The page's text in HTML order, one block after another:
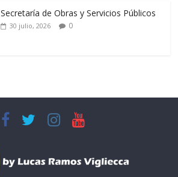
Secretaría de Obras y Servicios Públicos
30 julio, 2026 0